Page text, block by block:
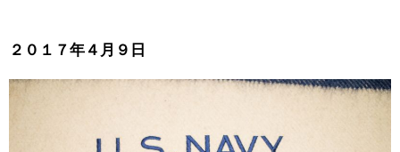
２０１７年４月９日